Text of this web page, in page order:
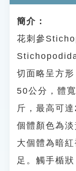
簡介：
花刺參
切面略呈方
50公分，體
斤，最高可
個體顏色為淡
大個體為暗
足。觸手楯